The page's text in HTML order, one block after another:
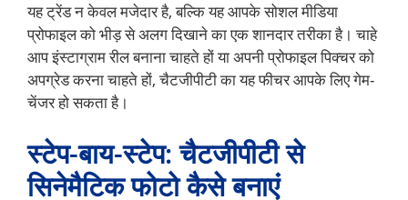
यह ट्रेंड न केवल मजेदार है, बल्कि यह आपके सोशल मीडिया
प्रोफाइल को भीड़ से अलग दिखाने का एक शानदार तरीका है। चाहे
आप इंस्टाग्राम रील बनाना चाहते हों या अपनी प्रोफाइल पिक्चर को
अपग्रेड करना चाहते हों, चैटजीपीटी का यह फीचर आपके लिए गेम-
चेंजर हो सकता है।
स्टेप-बाय-स्टेप: चैटजीपीटी से
सिनेमैटिक फोटो कैसे बनाएं